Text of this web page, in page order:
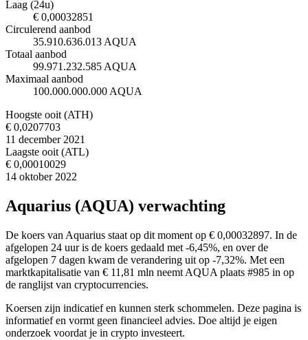
Laag (24u)
€ 0,00032851
Circulerend aanbod
35.910.636.013 AQUA
Totaal aanbod
99.971.232.585 AQUA
Maximaal aanbod
100.000.000.000 AQUA
Hoogste ooit (ATH)
€ 0,0207703
11 december 2021
Laagste ooit (ATL)
€ 0,00010029
14 oktober 2022
Aquarius (AQUA) verwachting
De koers van Aquarius staat op dit moment op € 0,00032897. In de
afgelopen 24 uur is de koers gedaald met -6,45%, en over de
afgelopen 7 dagen kwam de verandering uit op -7,32%. Met een
marktkapitalisatie van € 11,81 mln neemt AQUA plaats #985 in op
de ranglijst van cryptocurrencies.
Koersen zijn indicatief en kunnen sterk schommelen. Deze pagina is
informatief en vormt geen financieel advies. Doe altijd je eigen
onderzoek voordat je in crypto investeert.